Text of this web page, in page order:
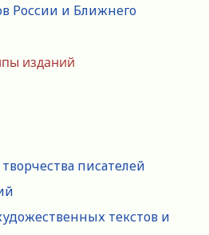
России и Ближнего
изданий
писателей
текстов и